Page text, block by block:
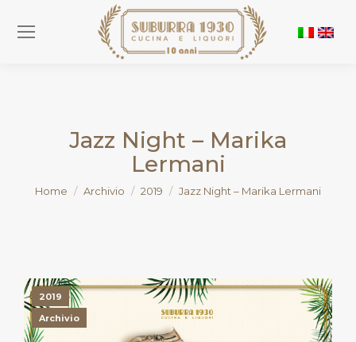
Jazz Night – Marika
Lermani
You are here:
Home Archivio 2019 Jazz Night – Marika Lermani
2019
Archivio